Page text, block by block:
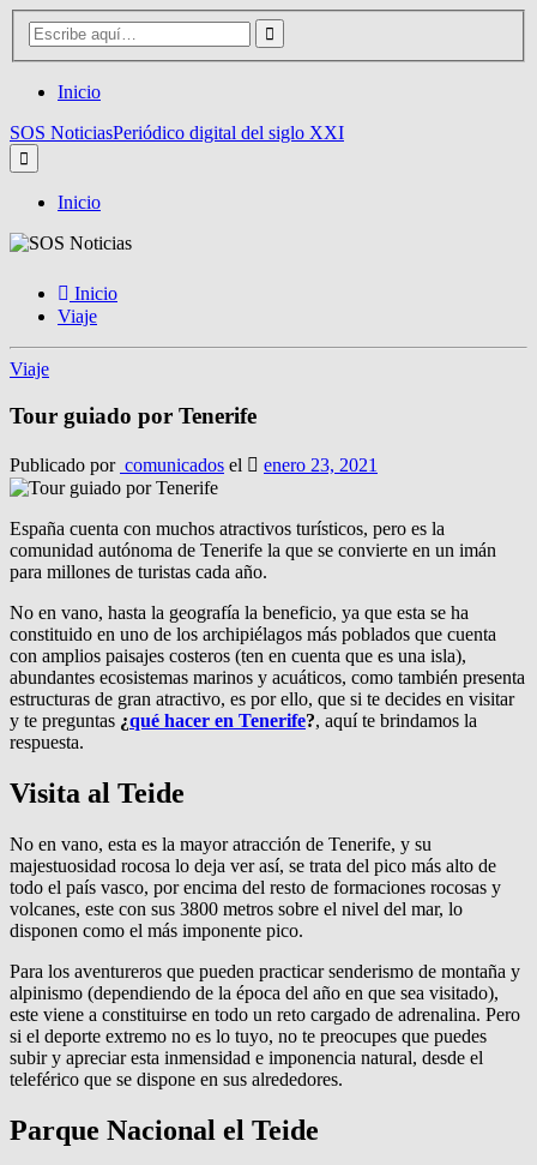
Inicio
SOS NoticiasPeriódico digital del siglo XXI
Inicio
Inicio
Viaje
Viaje
Tour guiado por Tenerife
Publicado por comunicados el enero 23, 2021
España cuenta con muchos atractivos turísticos, pero es la
comunidad autónoma de Tenerife la que se convierte en un imán
para millones de turistas cada año.
No en vano, hasta la geografía la beneficio, ya que esta se ha
constituido en uno de los archipiélagos más poblados que cuenta
con amplios paisajes costeros (ten en cuenta que es una isla),
abundantes ecosistemas marinos y acuáticos, como también presenta
estructuras de gran atractivo, es por ello, que si te decides en visitar
y te preguntas ¿qué hacer en Tenerife?, aquí te brindamos la
respuesta.
Visita al Teide
No en vano, esta es la mayor atracción de Tenerife, y su
majestuosidad rocosa lo deja ver así, se trata del pico más alto de
todo el país vasco, por encima del resto de formaciones rocosas y
volcanes, este con sus 3800 metros sobre el nivel del mar, lo
disponen como el más imponente pico.
Para los aventureros que pueden practicar senderismo de montaña y
alpinismo (dependiendo de la época del año en que sea visitado),
este viene a constituirse en todo un reto cargado de adrenalina. Pero
si el deporte extremo no es lo tuyo, no te preocupes que puedes
subir y apreciar esta inmensidad e imponencia natural, desde el
teleférico que se dispone en sus alrededores.
Parque Nacional el Teide